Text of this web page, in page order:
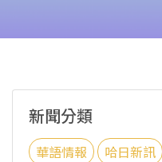
新聞分類
華語情報 哈日新訊